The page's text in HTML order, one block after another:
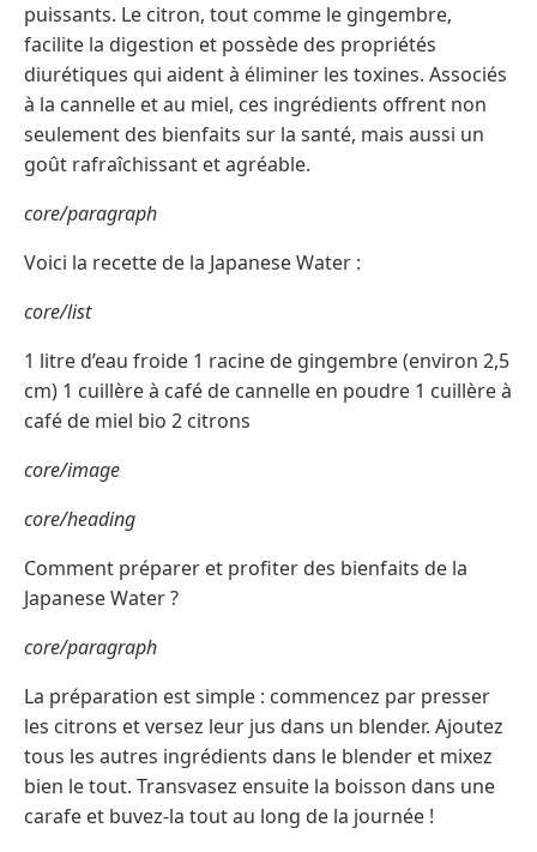
puissants. Le citron, tout comme le gingembre,
facilite la digestion et possède des propriétés
diurétiques qui aident à éliminer les toxines. Associés
à la cannelle et au miel, ces ingrédients offrent non
seulement des bienfaits sur la santé, mais aussi un
goût rafraîchissant et agréable.
core/paragraph
Voici la recette de la Japanese Water :
core/list
1 litre d’eau froide 1 racine de gingembre (environ 2,5
cm) 1 cuillère à café de cannelle en poudre 1 cuillère à
café de miel bio 2 citrons
core/image
core/heading
Comment préparer et profiter des bienfaits de la
Japanese Water ?
core/paragraph
La préparation est simple : commencez par presser
les citrons et versez leur jus dans un blender. Ajoutez
tous les autres ingrédients dans le blender et mixez
bien le tout. Transvasez ensuite la boisson dans une
carafe et buvez-la tout au long de la journée !